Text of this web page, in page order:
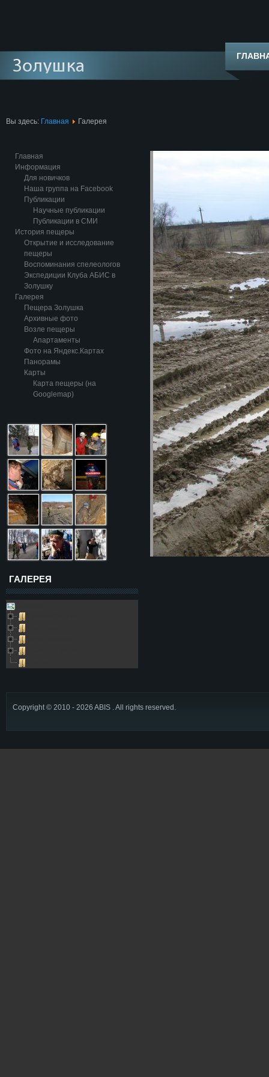
Вы здесь: Главная Галерея
Главная
Информация
Для новичков
Наша группа на Facebook
Публикации
Научные публикации
Публикации в СМИ
История пещеры
Открытие и исследование
пещеры
Воспоминания спелеологов
Экспедиции Клуба АБИС в
Золушку
Галерея
Пещера Золушка
Архивные фото
Возле пещеры
Апартаменты
Фото на Яндекс.Картах
Панорамы
Карты
Карта пещеры (на
Googlemap)
ГАЛЕРЕЯ
Copyright © 2010 - 2026 ABIS . All rights reserved.